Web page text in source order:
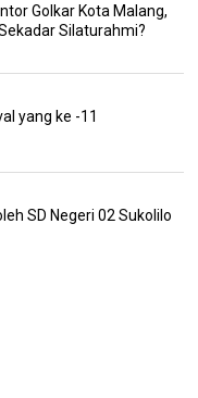
Golkar Kota Malang,
Silaturahmi?
yang ke -11
SD Negeri 02 Sukolilo